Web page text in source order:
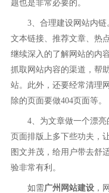
题也是非常必要的。
3、合理建设网站内
文本链接、推荐文章、热
继续深入的了解网站的内
抓取网站内容的渠道，帮
站。此外，还要经常清理
除的页面要做404页面等。
4、为文章做一个漂
页面排版上多下些功夫，
图文并茂，给用户带去舒
验非常有利。
如需广州网站建设 ，